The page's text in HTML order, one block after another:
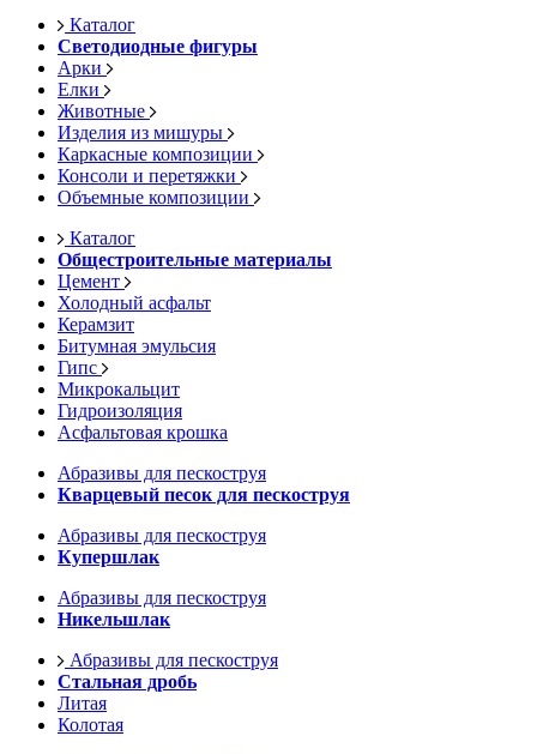
Каталог
Светодиодные фигуры
Арки
Елки
Животные
Изделия из мишуры
Каркасные композиции
Консоли и перетяжки
Объемные композиции
Каталог
Общестроительные материалы
Цемент
Холодный асфальт
Керамзит
Битумная эмульсия
Гипс
Микрокальцит
Гидроизоляция
Асфальтовая крошка
Абразивы для пескоструя
Кварцевый песок для пескоструя
Абразивы для пескоструя
Купершлак
Абразивы для пескоструя
Никельшлак
Абразивы для пескоструя
Стальная дробь
Литая
Колотая